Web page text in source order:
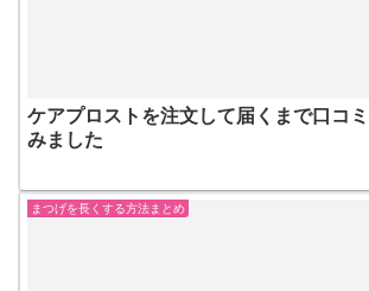
ケアプロストを注文して届くまで口コ
みました
まつげを長くする方法まとめ